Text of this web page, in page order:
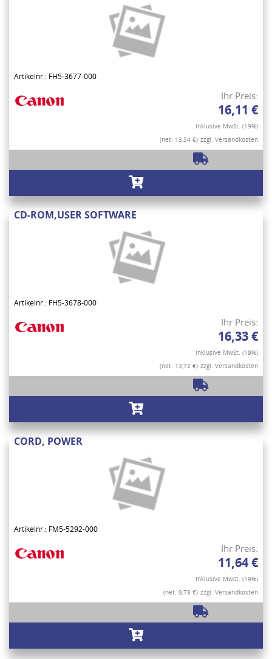
Artikelnr.: FH5-3677-000
Ihr Preis:
16,11 €
Inklusive MwSt. (19%)
(net. 13,54 €) zzgl. Versandkosten
CD-ROM,USER SOFTWARE
Artikelnr.: FH5-3678-000
Ihr Preis:
16,33 €
Inklusive MwSt. (19%)
(net. 13,72 €) zzgl. Versandkosten
CORD, POWER
Artikelnr.: FM5-5292-000
Ihr Preis:
11,64 €
Inklusive MwSt. (19%)
(net. 9,78 €) zzgl. Versandkosten